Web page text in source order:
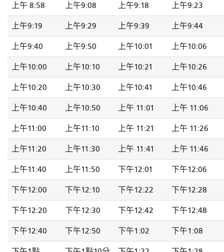
上午 8:58 上午9:08 上午9:18 上午9:23
上午9:19 上午9:29 上午9:39 上午9:44
上午9:40 上午9:50 上午10:01 上午10:06
上午10:00 上午10:10 上午10:21 上午10:26
上午10:20 上午10:30 上午10:41 上午10:46
上午10:40 上午10:50 上午 11:01 上午 11:06
上午11:00 上午11:10 上午 11:21 上午 11:26
上午11:20 上午11:30 上午 11:41 上午 11:46
上午11:40 上午11:50 下午12:01 下午12:06
下午12:00 下午12:10 下午12:22 下午12:28
下午12:20 下午12:30 下午12:42 下午12:48
下午12:40 下午12:50 下午1:02 下午1:08